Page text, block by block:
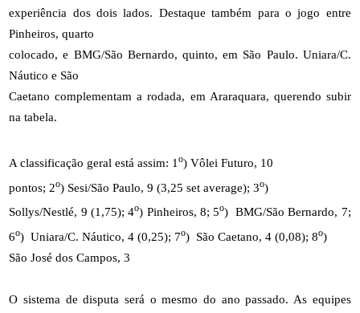
experiência dos dois lados. Destaque também para o jogo entre
Pinheiros, quarto
colocado, e BMG/São Bernardo, quinto, em São Paulo. Uniara/C.
Náutico e São
Caetano complementam a rodada, em Araraquara, querendo subir
na tabela.
A classificação geral está assim: 1o) Vôlei Futuro, 10
pontos; 2o) Sesi/São Paulo, 9 (3,25 set average); 3o)
Sollys/Nestlé, 9 (1,75); 4o) Pinheiros, 8; 5o) BMG/São Bernardo, 7;
6o) Uniara/C. Náutico, 4 (0,25); 7o) São Caetano, 4 (0,08); 8o)
São José dos Campos, 3
O sistema de disputa será o mesmo do ano passado. As equipes